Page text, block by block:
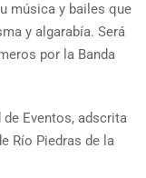
música y bailes que
y algarabía. Será
por la Banda
Eventos, adscrita
Río Piedras de la